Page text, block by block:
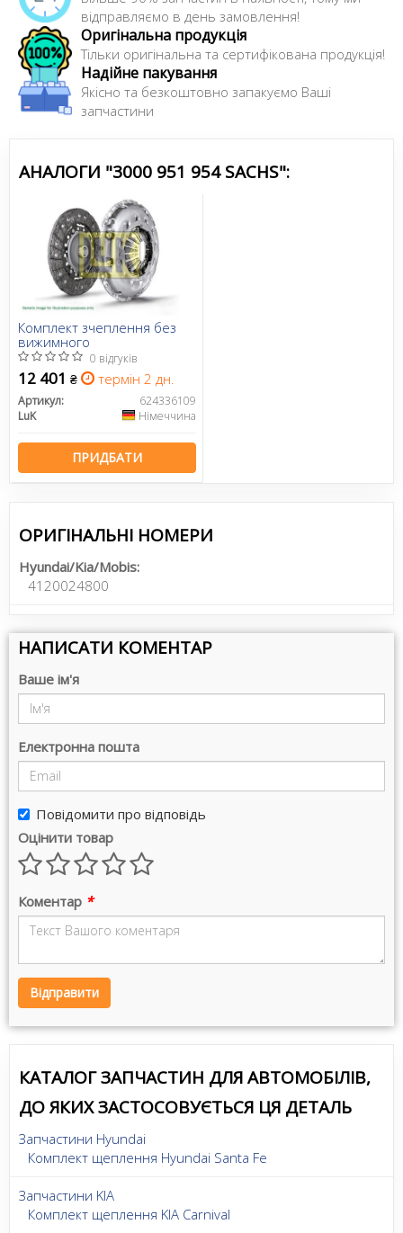
відправляємо в день замовлення!
Оригінальна продукція
Тільки оригінальна та сертифікована продукція!
Надійне пакування
Якісно та безкоштовно запакуємо Ваші
запчастини
АНАЛОГИ "3000 951 954 SACHS":
Комплект зчеплення без
вижимного
0 відгуків
12 401 ₴ термін 2 дн.
Артикул:
624336109
LuK
Німеччина
ПРИДБАТИ
ОРИГІНАЛЬНІ НОМЕРИ
Hyundai/Kia/Mobis:
4120024800
НАПИСАТИ КОМЕНТАР
Ваше ім'я
Електронна пошта
Повідомити про відповідь
Оцінити товар
Коментар *
Відправити
КАТАЛОГ ЗАПЧАСТИН ДЛЯ АВТОМОБІЛІВ,
ДО ЯКИХ ЗАСТОСОВУЄТЬСЯ ЦЯ ДЕТАЛЬ
Запчастини Hyundai
Комплект щеплення Hyundai Santa Fe
Запчастини KIA
Комплект щеплення KIA Carnival